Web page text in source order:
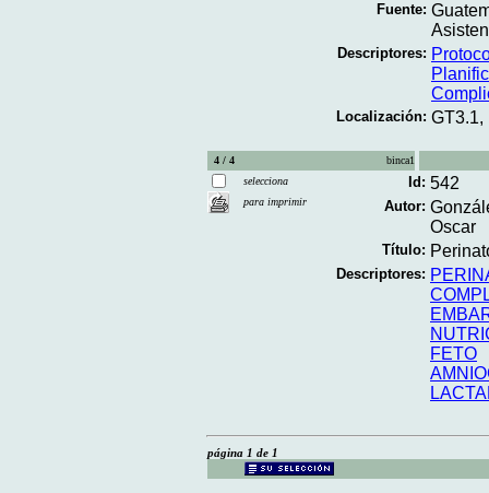
Fuente:
Descriptores:
Localización: GT3.1,
4 / 4
binca1
selecciona
para imprimir
Id: 542
Autor:
Oscar
Título:
Descriptores:
FETO
página 1 de 1